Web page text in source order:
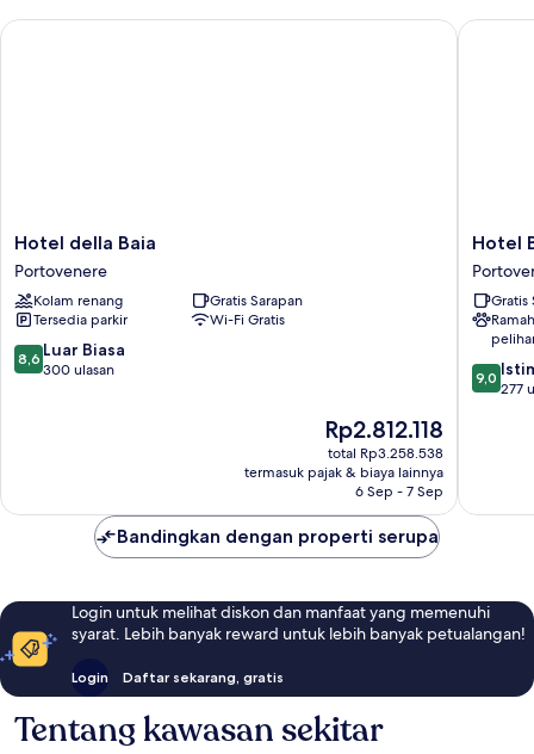
Hotel
della
Baia
Portovenere
Hotel della Baia
Portovenere
Kolam renang
Gratis Sarapan
Tersedia parkir
Wi-Fi Gratis
8.6
dari
8,6 Luar Biasa
300 ulasan
Harga
sekarang
Rp2.812.118
Rp2.812.118
total Rp3.258.538
termasuk pajak & biaya lainnya
6 Sep - 7 Sep
Hotel della Baia
Hotel
Hotel
Gratis
9.0
dari
9,0
277
Hotel
Bandingkan dengan properti serupa
Login untuk melihat diskon dan manfaat yang memenuhi
syarat. Lebih banyak reward untuk lebih banyak petualangan!
Login Daftar sekarang, gratis
Tentang kawasan sekitar